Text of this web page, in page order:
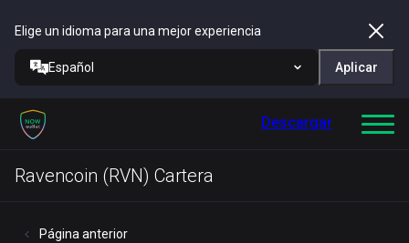
Elige un idioma para una mejor experiencia
Español Aplicar
Descargar
Ravencoin (RVN) Cartera
Página anterior